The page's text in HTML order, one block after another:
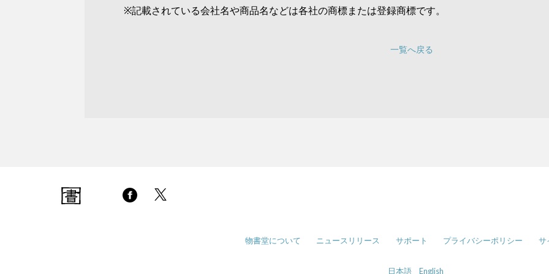
※記載されている会社名や商品名などは各社の商標または登録商標です。
一覧へ戻る
物書堂について ニュースリリース サポート プライバシーポリシー サ
日本語 English